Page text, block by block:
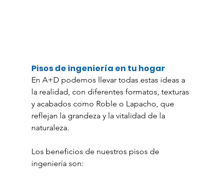
Pisos de ingeniería en tu hogar
En A+D podemos llevar todas estas ideas a
la realidad, con diferentes formatos, texturas
y acabados como Roble o Lapacho, que
reflejan la grandeza y la vitalidad de la
naturaleza.
Los beneficios de nuestros pisos de
ingeniería son: